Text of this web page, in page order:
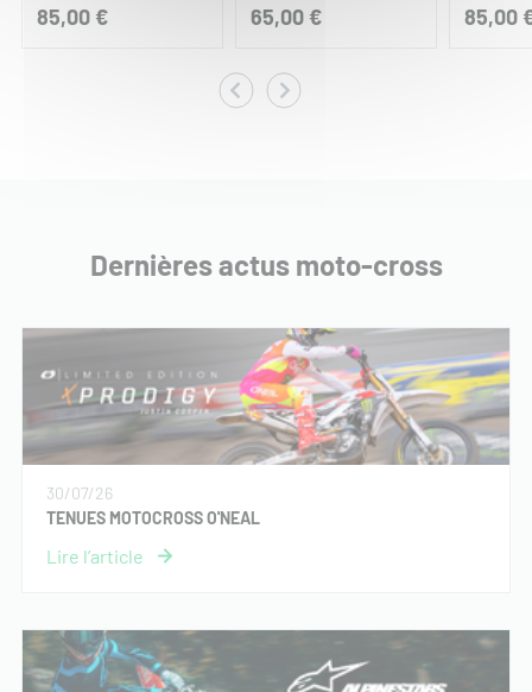
85,00 € 65,00 € 85,00
Dernières actus moto-cross
30/07/26
TENUES MOTOCROSS O'NEAL